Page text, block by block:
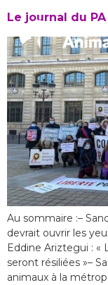
Le journal du PA
Au sommaire :–
devrait ouvrir les
Eddine Ariztegui : «
seront résiliées »–
animaux à la